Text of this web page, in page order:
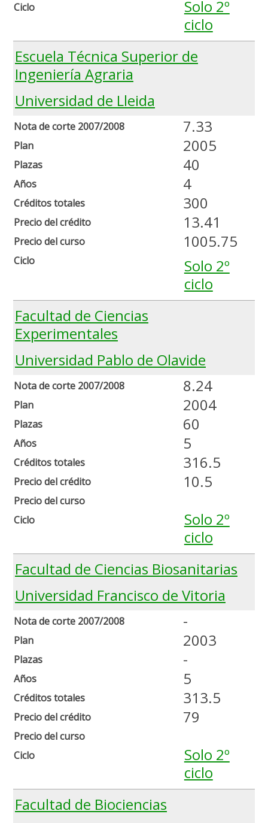
Ciclo
Solo 2º
ciclo
Escuela Técnica Superior de
Ingeniería Agraria
Universidad de Lleida
Nota de corte 2007/2008
Plan
Plazas
Años
Créditos totales
Precio del crédito
Precio del curso
Ciclo
7.33
2005
40
4
300
13.41
1005.75
Solo 2º
ciclo
Facultad de Ciencias
Experimentales
Universidad Pablo de Olavide
Nota de corte 2007/2008
Plan
Plazas
Años
Créditos totales
Precio del crédito
Precio del curso
Ciclo
8.24
2004
60
5
316.5
10.5
Solo 2º
ciclo
Facultad de Ciencias Biosanitarias
Universidad Francisco de Vitoria
Nota de corte 2007/2008
Plan
Plazas
Años
Créditos totales
Precio del crédito
Precio del curso
Ciclo
-
2003
-
5
313.5
79
Solo 2º
ciclo
Facultad de Biociencias